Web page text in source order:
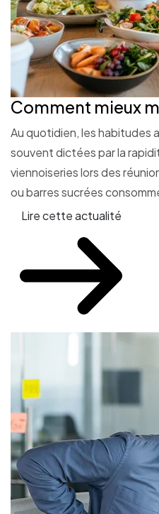
Comment mieux
Au quotidien, les habitudes
souvent dictées par la
viennoiseries lors des
ou barres sucrées
Lire cette actualité